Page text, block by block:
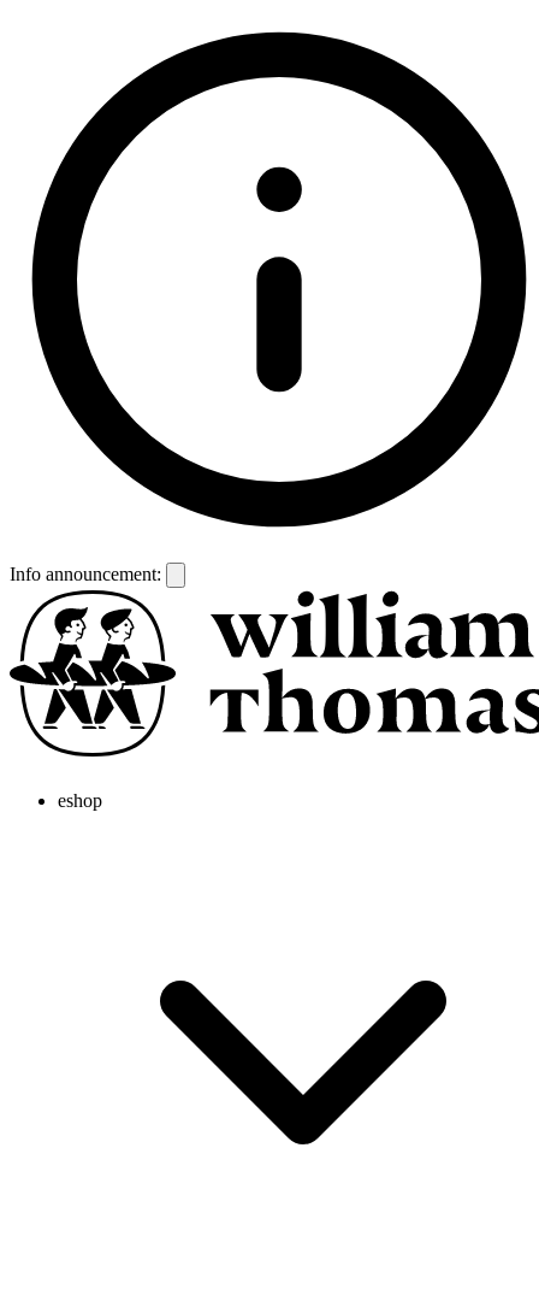
Info announcement:
eshop